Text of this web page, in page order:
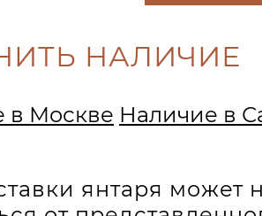
янтаря может
НАЛИЧИЕ
в Москве Наличие в